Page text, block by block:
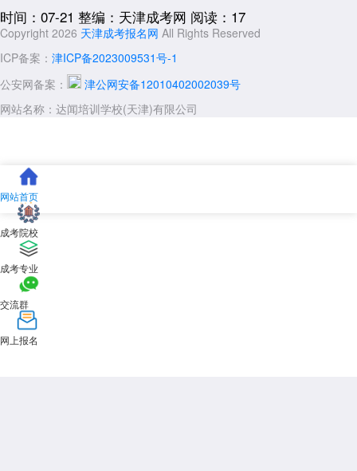
时间：07-21 整编：天津成考网 阅读：17
Copyright 2026 天津成考报名网 All Rights Reserved
ICP备案： 津ICP备2023009531号-1
公安网备案：
津公网安备12010402002039号
网站名称：达闻培训学校(天津)有限公司
网站首页
成考院校
成考专业
交流群
网上报名